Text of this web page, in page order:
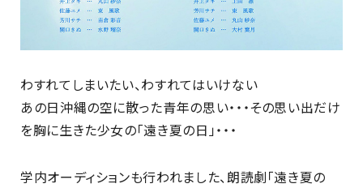
わすれてしまいたい、わすれてはいけない
あの日沖縄の空に散った青年の思い・・・その思い出だけ
を胸に生きた少女の「遠き夏の日」・・・
学内オーディションも行われました、朗読劇「遠き夏の